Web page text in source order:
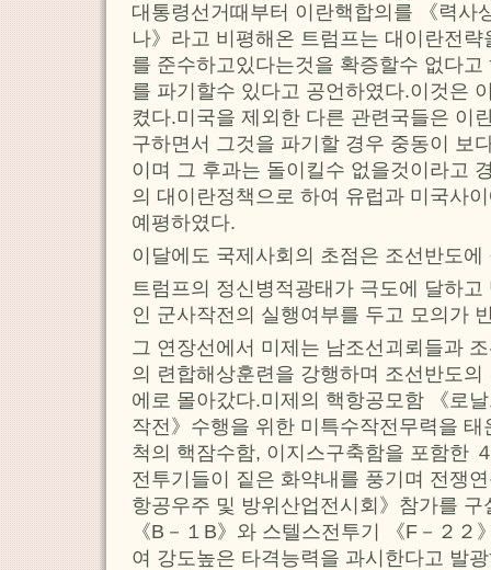
대통령선거때부터 이란핵합의를 《력사
나》라고 비평해온 트럼프는 대이란전
를 준수하고있다는것을 확증할수 없다
를 파기할수 있다고 공언하였다.이것은
켰다.미국을 제외한 다른 관련국들은 이
구하면서 그것을 파기할 경우 중동이 보
이며 그 후과는 돌이킬수 없을것이라고
의 대이란정책으로 하여 유럽과 미국사
예평하였다.
이달에도 국제사회의 초점은 조선반도에
트럼프의 정신병적광태가 극도에 달하
인 군사작전의 실행여부를 두고 모의가
그 연장선에서 미제는 남조선괴뢰들과
의 련합해상훈련을 강행하며 조선반도
에로 몰아갔다.미제의 핵항공모함 《로
작전》수행을 위한 미특수작전무력을
척의 핵잠수함, 이지스구축함을 포함한
전투기들이 짙은 화약내를 풍기며 전쟁
항공우주 및 방위산업전시회》참가를
《B－１B》와 스텔스전투기 《F－２
여 강도높은 타격능력을 과시한다고 발